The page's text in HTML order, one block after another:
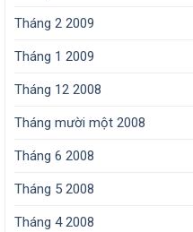
Tháng 2 2009
Tháng 1 2009
Tháng 12 2008
Tháng mười một 2008
Tháng 6 2008
Tháng 5 2008
Tháng 4 2008